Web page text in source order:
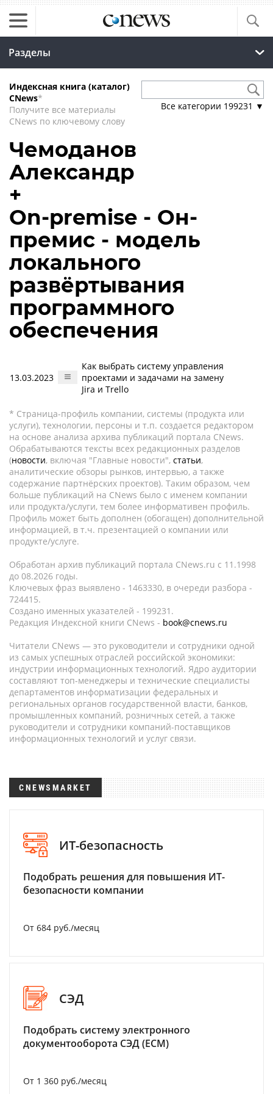
Разделы
Индексная книга (каталог)
CNews*
Получите все материалы
CNews по ключевому слову
Все категории 199231 ▼
Чемоданов
Александр
+
On-premise - Он-
премис - модель
локального
развёртывания
программного
обеспечения
13.03.2023
Как выбрать систему управления
проектами и задачами на замену
Jira и Trello
* Страница-профиль компании, системы (продукта или
услуги), технологии, персоны и т.п. создается редактором
на основе анализа архива публикаций портала CNews.
Обрабатываются тексты всех редакционных разделов
(новости, включая "Главные новости", статьи,
аналитические обзоры рынков, интервью, а также
содержание партнёрских проектов). Таким образом, чем
больше публикаций на CNews было с именем компании
или продукта/услуги, тем более информативен профиль.
Профиль может быть дополнен (обогащен) дополнительной
информацией, в т.ч. презентацией о компании или
продукте/услуге.
Обработан архив публикаций портала CNews.ru c 11.1998
до 08.2026 годы.
Ключевых фраз выявлено - 1463330, в очереди разбора -
724415.
Создано именных указателей - 199231.
Редакция Индексной книги CNews - book@cnews.ru
Читатели CNews — это руководители и сотрудники одной
из самых успешных отраслей российской экономики:
индустрии информационных технологий. Ядро аудитории
составляют топ-менеджеры и технические специалисты
департаментов информатизации федеральных и
региональных органов государственной власти, банков,
промышленных компаний, розничных сетей, а также
руководители и сотрудники компаний-поставщиков
информационных технологий и услуг связи.
CNEWSMARKET
ИТ-безопасность
Подобрать решения для повышения ИТ-
безопасности компании
От 684 руб./месяц
СЭД
Подобрать систему электронного
документооборота СЭД (ECM)
От 1 360 руб./месяц